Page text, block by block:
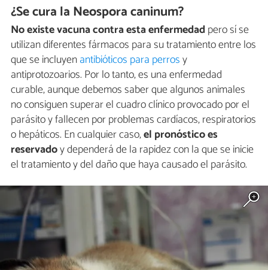
¿Se cura la Neospora caninum?
No existe vacuna contra esta enfermedadpero sí se
utilizan diferentes fármacos para su tratamiento entre los
que se incluyenantibióticos para perrosy
antiprotozoarios. Por lo tanto, es una enfermedad
curable, aunque debemos saber que algunos animales
no consiguen superar el cuadro clínico provocado por el
parásito y fallecen por problemas cardíacos, respiratorios
o hepáticos. En cualquier caso,el pronóstico es
reservadoy dependerá de la rapidez con la que se inicie
el tratamiento y del daño que haya causado el parásito.